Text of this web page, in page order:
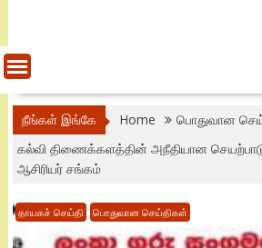
நீங்கள் இங்கே Home
பொதுவான
கல்வி திணைக்களத்தின் அநீதியான
ஆசிரியர் சங்கம்
தாயகச் செய்தி பொதுவான செய்திகள்